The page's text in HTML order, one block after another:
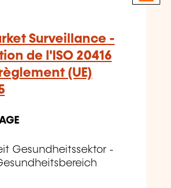
Surveillance -
de l'ISO 20416
(UE)
Gesundheitssektor -